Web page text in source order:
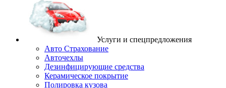
Услуги и спецпредложения
Авто Страхование
Авточехлы
Дезинфицирующие средства
Керамическое покрытие
Полировка кузова